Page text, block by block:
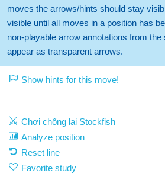
moves the arrows/hints should stay
visible until all moves in a position has
non-playable arrow annotations from
appear as transparent arrows.
Show hints for this move!
Chơi chống lại Stockfish
Analyze position
Reset line
Favorite study